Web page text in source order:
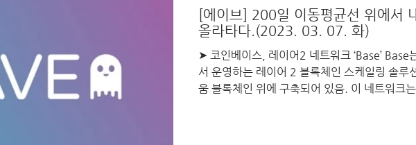
[에이브] 200일 이동평균선 위에서
올라타다.(2023. 03. 07. 화)
➤ 코인베이스, 레이어2 네트워크 ‘Base’ Base
서 운영하는 레이어 2 블록체인 스케일링 솔루
움 블록체인 위에 구축되어 있음. 이 네트워크